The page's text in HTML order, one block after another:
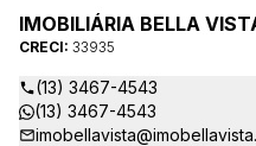
ao CRECI-EE – estarão
todas as suas dúvidas sobre
salas comerciais e outros
IMOBILIÁRIA BELLA
CRECI: 33935
(13) 3467-4543
(13) 3467-4543